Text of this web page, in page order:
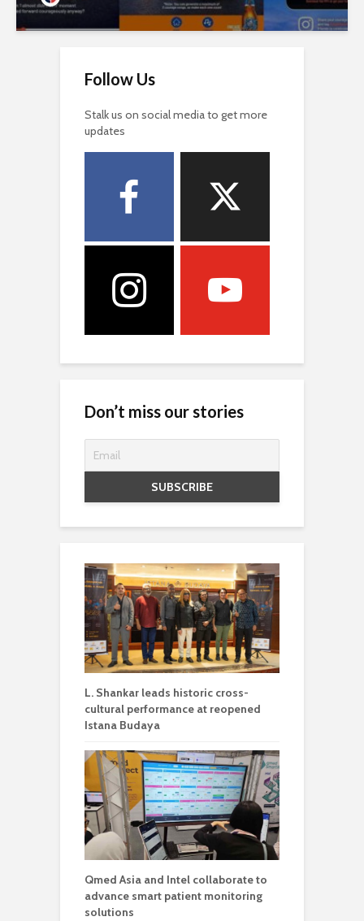
Follow Us
Stalk us on social media to get more
updates
Don’t miss our stories
L. Shankar leads historic cross-
cultural performance at reopened
Istana Budaya
Qmed Asia and Intel collaborate to
advance smart patient monitoring
solutions